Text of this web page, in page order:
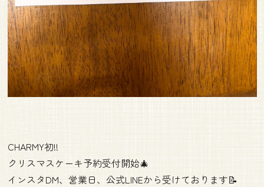
CHARMY初!!
クリスマスケーキ予約受付開始🎄
インスタDM、営業日、公式LINEから受けております📝